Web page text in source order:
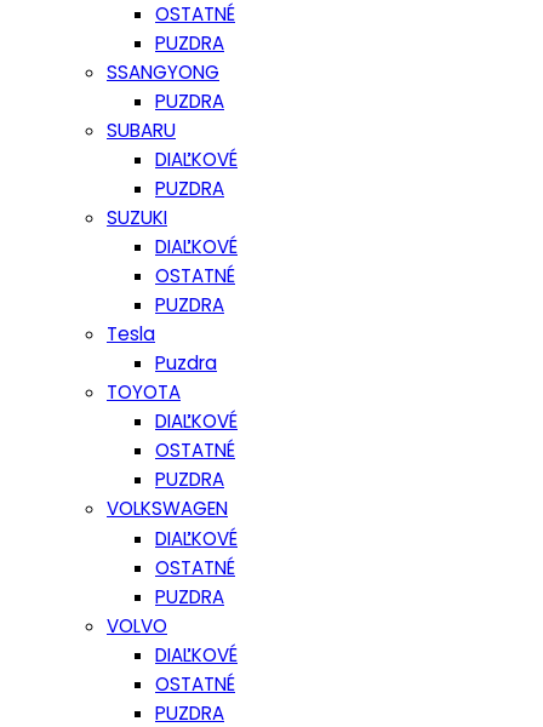
OSTATNÉ
PUZDRA
SSANGYONG
PUZDRA
SUBARU
DIAĽKOVÉ
PUZDRA
SUZUKI
DIAĽKOVÉ
OSTATNÉ
PUZDRA
Tesla
Puzdra
TOYOTA
DIAĽKOVÉ
OSTATNÉ
PUZDRA
VOLKSWAGEN
DIAĽKOVÉ
OSTATNÉ
PUZDRA
VOLVO
DIAĽKOVÉ
OSTATNÉ
PUZDRA